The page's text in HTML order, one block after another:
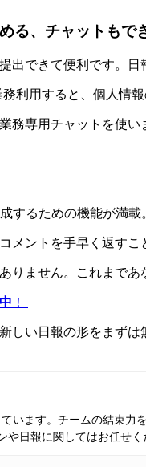
る、チャットもで
出できて便利です。日
利用すると、個人情
務専用チャットを使い
するための機能が満
メントを手早く返すこ
りません。これまで
！
しい日報の形をまずは
います。チームの結束
や日報に関してはお任せく